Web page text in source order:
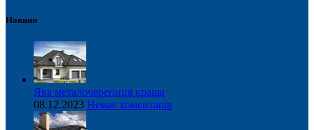
Новини
Яка металочерепиця краща
08.12.2023 Немає коментарів